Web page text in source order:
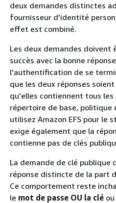
deux demandes distinctes
fournisseur d'identité
effet est combiné.
Les deux demandes doivent
succès avec la bonne
l'authentification de se
que les deux réponses
qu'elles contiennent tous
répertoire de base, politique
utilisez Amazon EFS pour le
exige également que la
contienne pas de clés
La demande de clé
réponse distincte de la part
Ce comportement reste
le mot de passe OU la clé